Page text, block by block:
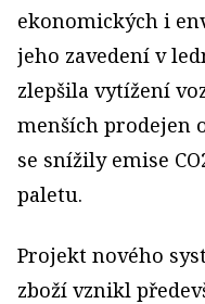
ekonomických i
jeho zavedení v
zlepšila vytížení
menších prodejen
se snížily emise
paletu.
Projekt nového
zboží vznikl